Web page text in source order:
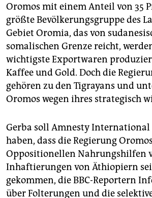
Oromos mit einem Anteil von 35
größte Bevölkerungsgruppe des
Gebiet Oromia, das von
somalischen Grenze reicht,
wichtigste Exportwaren
Kaffee und Gold. Doch die
gehören zu den Tigrayans und
Oromos wegen ihres strategisch
Gerba soll Amnesty International
haben, dass die Regierung
Oppositionellen Nahrungshilfen
Inhaftierungen von Äthiopiern
gekommen, die BBC-Reportern
über Folterungen und die